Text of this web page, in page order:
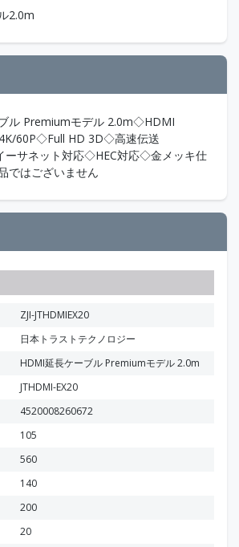
2.0m
ル Premiumモデル 2.0m◇HDMI
60P◇Full HD 3D◇高速伝送
サネット対応◇HEC対応◇金メッキ仕
はございません
ZJI-JTHDMIEX20
日本トラストテクノロジー
HDMI延長ケーブル Premiumモデル 2.0m
JTHDMI-EX20
4520008260672
105
560
140
200
20